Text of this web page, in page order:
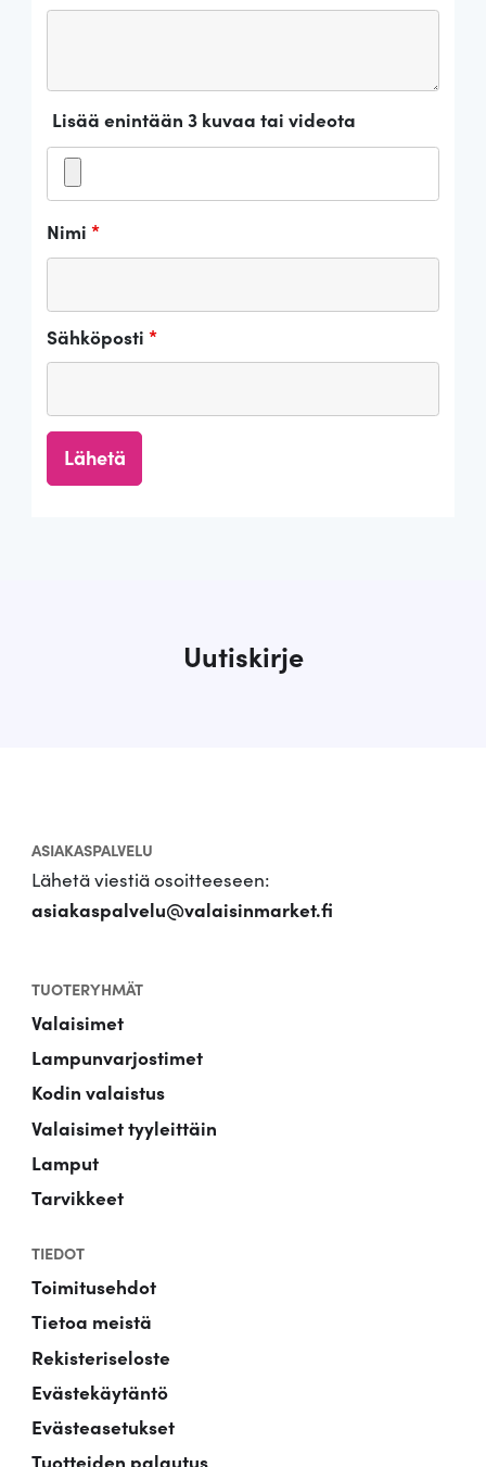
Lisää enintään 3 kuvaa tai videota
Nimi *
Sähköposti *
Uutiskirje
ASIAKASPALVELU
Lähetä viestiä osoitteeseen:
asiakaspalvelu@valaisinmarket.fi
TUOTERYHMÄT
Valaisimet
Lampunvarjostimet
Kodin valaistus
Valaisimet tyyleittäin
Lamput
Tarvikkeet
TIEDOT
Toimitusehdot
Tietoa meistä
Rekisteriseloste
Evästekäytäntö
Evästeasetukset
Tuotteiden palautus